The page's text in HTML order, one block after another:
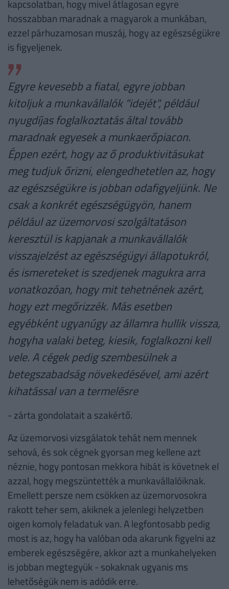
kapcsolatban, hogy mivel átlagosan egyre
hosszabban maradnak a magyarok a munkában,
ezzel párhuzamosan muszáj, hogy az egészségükre
is figyeljenek.
Egyre kevesebb a fiatal, egyre jobban
kitoljuk a munkavállalók "idejét", például
nyugdíjas foglalkoztatás által tovább
maradnak egyesek a munkaerőpiacon.
Éppen ezért, hogy az ő produktivitásukat
meg tudjuk őrizni, elengedhetetlen az, hogy
az egészségükre is jobban odafigyeljünk. Ne
csak a konkrét egészségügyön, hanem
például az üzemorvosi szolgáltatáson
keresztül is kapjanak a munkavállalók
visszajelzést az egészségügyi állapotukról,
és ismereteket is szedjenek magukra arra
vonatkozóan, hogy mit tehetnének azért,
hogy ezt megőrizzék. Más esetben
egyébként ugyanúgy az államra hullik vissza,
hogyha valaki beteg, kiesik, foglalkozni kell
vele. A cégek pedig szembesülnek a
betegszabadság növekedésével, ami azért
kihatással van a termelésre
- zárta gondolatait a szakértő.
Az üzemorvosi vizsgálatok tehát nem mennek
sehová, és sok cégnek gyorsan meg kellene azt
néznie, hogy pontosan mekkora hibát is követnek el
azzal, hogy megszüntették a munkavállalóiknak.
Emellett persze nem csökken az üzemorvosokra
rakott teher sem, akiknek a jelenlegi helyzetben
oigen komoly feladatuk van. A legfontosabb pedig
most is az, hogy ha valóban oda akarunk figyelni az
emberek egészségére, akkor azt a munkahelyeken
is jobban megtegyük - sokaknak ugyanis ms
lehetőségük nem is adódik erre.